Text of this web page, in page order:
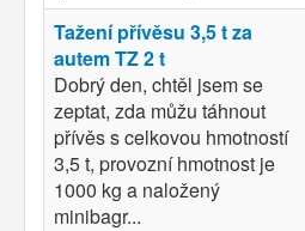
Tažení přívěsu 3,5 t za
autem TZ 2 t
Dobrý den, chtěl jsem se
zeptat, zda můžu táhnout
přívěs s celkovou hmotností
3,5 t, provozní hmotnost je
1000 kg a naložený
minibagr...